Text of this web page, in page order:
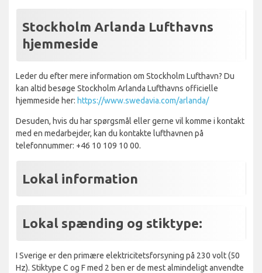
Stockholm Arlanda Lufthavns
hjemmeside
Leder du efter mere information om Stockholm Lufthavn? Du
kan altid besøge Stockholm Arlanda Lufthavns officielle
hjemmeside her: https://www.swedavia.com/arlanda/
Desuden, hvis du har spørgsmål eller gerne vil komme i kontakt
med en medarbejder, kan du kontakte lufthavnen på
telefonnummer: +46 10 109 10 00.
Lokal information
Lokal spænding og stiktype:
I Sverige er den primære elektricitetsforsyning på 230 volt (50
Hz). Stiktype C og F med 2 ben er de mest almindeligt anvendte